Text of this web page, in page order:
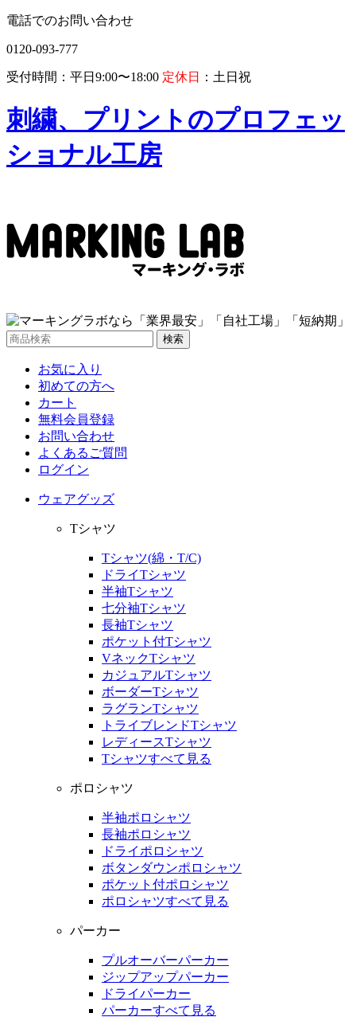
電話でのお問い合わせ
0120-093-777
受付時間：平日9:00〜18:00 定休日 ：土日祝
刺繍、プリントのプロフェッ
ショナル工房
お気に入り
初めての方へ
カート
無料会員登録
お問い合わせ
よくあるご質問
ログイン
ウェアグッズ
Tシャツ
Tシャツ(綿・T/C)
ドライTシャツ
半袖Tシャツ
七分袖Tシャツ
長袖Tシャツ
ポケット付Tシャツ
VネックTシャツ
カジュアルTシャツ
ボーダーTシャツ
ラグランTシャツ
トライブレンドTシャツ
レディースTシャツ
Tシャツすべて見る
ポロシャツ
半袖ポロシャツ
長袖ポロシャツ
ドライポロシャツ
ボタンダウンポロシャツ
ポケット付ポロシャツ
ポロシャツすべて見る
パーカー
プルオーバーパーカー
ジップアップパーカー
ドライパーカー
パーカーすべて見る